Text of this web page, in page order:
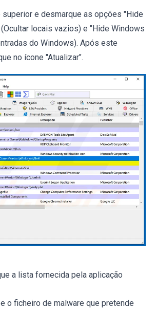
superior e desmarque as opções "Hide
locais vazios) e "Hide Windows
do Windows). Após este
no ícone "Atualizar".
a lista fornecida pela aplicação
o ficheiro de malware que pretende